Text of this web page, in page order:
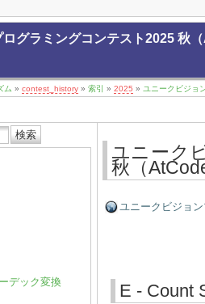
ログラミングコンテスト2025 秋
ム » contest_history » 索引 » 2025 » ユニークビジョ
検索
デック変換
ユニーク
秋（
ユニークビジョ
E - Count